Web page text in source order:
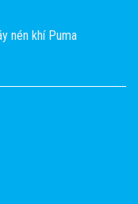
nén khí Puma